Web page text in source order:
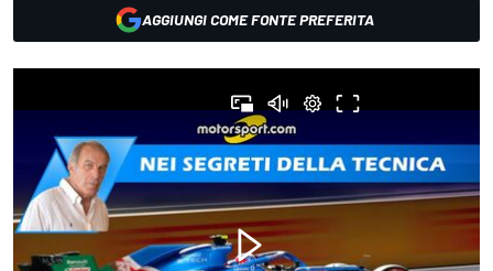
AGGIUNGI COME FONTE PREFERITA